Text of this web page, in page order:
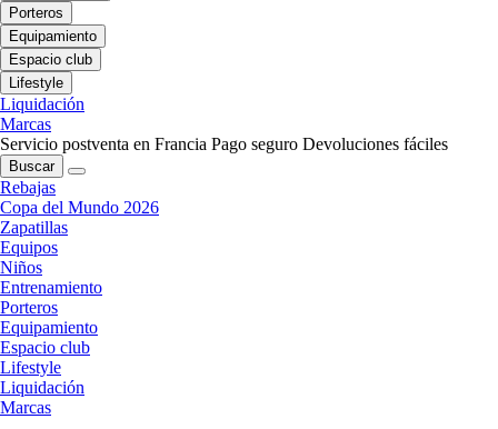
Porteros
Equipamiento
Espacio club
Lifestyle
Liquidación
Marcas
Servicio postventa en Francia Pago seguro Devoluciones fáciles
Buscar
Rebajas
Copa del Mundo 2026
Zapatillas
Equipos
Niños
Entrenamiento
Porteros
Equipamiento
Espacio club
Lifestyle
Liquidación
Marcas